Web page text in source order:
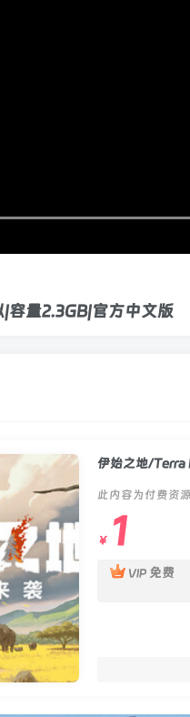
容量2.3GB|官方中文版
伊始之地/Terra
此内容为付费资
￥ 1
VIP 免费